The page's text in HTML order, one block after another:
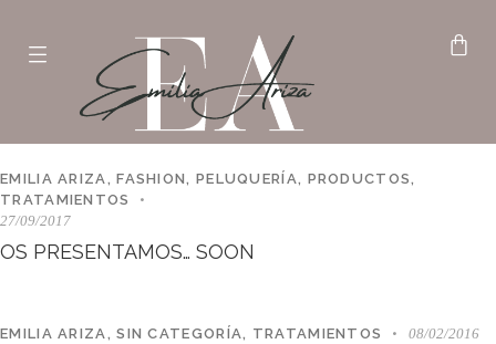
EMILIA ARIZA,FASHION, PELUQUERÍA, PRODUCTOS,
TRATAMIENTOS
27/09/2017
OS PRESENTAMOS… SOON
EMILIA ARIZA,SIN CATEGORÍA, TRATAMIENTOS 08/02/2016